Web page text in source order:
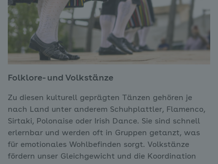
Folklore- und Volkstänze
Zu diesen kulturell geprägten Tänzen gehören je
nach Land unter anderem Schuhplattler, Flamenco,
Sirtaki, Polonaise oder Irish Dance. Sie sind schnell
erlernbar und werden oft in Gruppen getanzt, was
für emotionales Wohlbefinden sorgt. Volkstänze
fördern unser Gleichgewicht und die Koordination